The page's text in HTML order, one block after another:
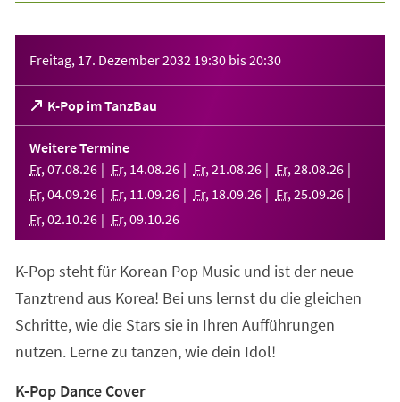
Freitag, 17. Dezember 2032 19:30 bis20:30
K-Pop im TanzBau
(Öffnet
in
einem
neuen
Tab)
Weitere Termine
Fr, 07.08.26 Fr, 14.08.26 Fr, 21 .08.26 Fr, 28.08.26
Fr, 04.09.26 Fr, 11 .09.26 Fr, 18.09.26 Fr, 25.09.26
Fr, 02.10.26 Fr, 09.10.26
K-Pop steht für Korean Pop Music und ist der neue
Tanztrend aus Korea! Bei uns lernst du die gleichen
Schritte, wie die Stars sie in Ihren Aufführungen
nutzen. Lerne zu tanzen, wie dein Idol!
K-Pop Dance Cover